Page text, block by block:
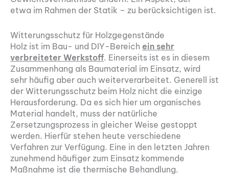
etwa im Rahmen der Statik – zu berücksichtigen ist.
Witterungsschutz für Holzgegenstände
Holz ist im Bau- und DIY-Bereich ein sehr
verbreiteter Werkstoff. Einerseits ist es in diesem
Zusammenhang als Baumaterial im Einsatz, wird
sehr häufig aber auch weiterverarbeitet. Generell ist
der Witterungsschutz beim Holz nicht die einzige
Herausforderung. Da es sich hier um organisches
Material handelt, muss der natürliche
Zersetzungsprozess in gleicher Weise gestoppt
werden. Hierfür stehen heute verschiedene
Verfahren zur Verfügung. Eine in den letzten Jahren
zunehmend häufiger zum Einsatz kommende
Maßnahme ist die thermische Behandlung.